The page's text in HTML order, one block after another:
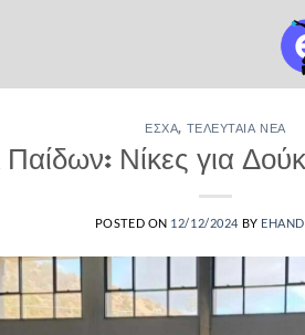
ΕΣΧΑ, ΤΕΛΕΥΤΑΊΑ ΝΈΑ
Νίκες για
POSTED ON 12/12/2024 BY